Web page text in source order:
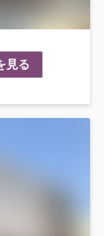
見る